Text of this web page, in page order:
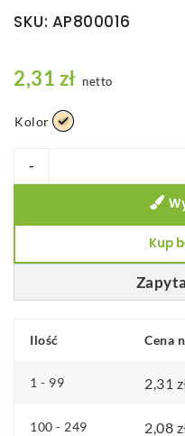
SKU: AP800016
2,31 zł netto
Kolor
-
Bolero
Kup
Ilość Cena
1 - 99 2,31
100 - 249 2,08